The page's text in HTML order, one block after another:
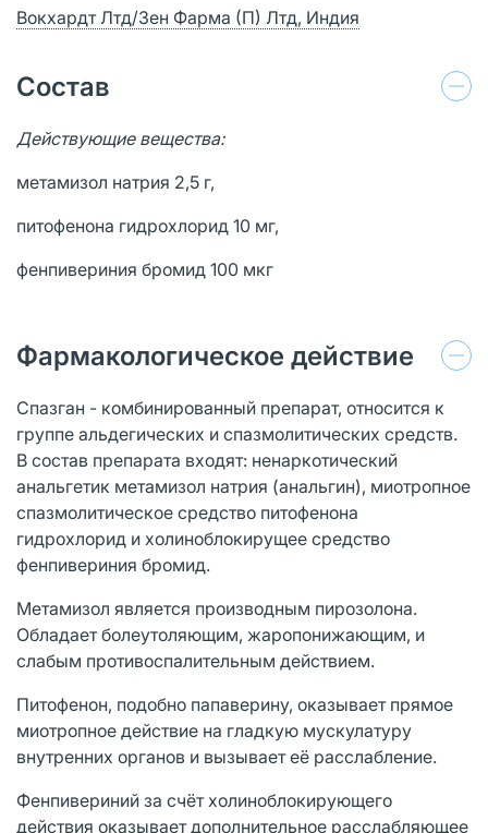
Вокхардт Лтд/Зен Фарма (П) Лтд, Индия
Состав
Действующие вещества:
метамизол натрия 2,5 г,
питофенона гидрохлорид 10 мг,
фенпивериния бромид 100 мкг
Фармакологическое действие
Спазган - комбинированный препарат, относится к
группе альдегических и спазмолитических средств.
В состав препарата входят: ненаркотический
анальгетик метамизол натрия (анальгин), миотропное
спазмолитическое средство питофенона
гидрохлорид и холиноблокирущее средство
фенпивериния бромид.
Метамизол является производным пирозолона.
Обладает болеутоляющим, жаропонижающим, и
слабым противоспалительным действием.
Питофенон, подобно папаверину, оказывает прямое
миотропное действие на гладкую мускулатуру
внутренних органов и вызывает её расслабление.
Фенпивериний за счёт холиноблокирующего
действия оказывает дополнительное расслабляющее